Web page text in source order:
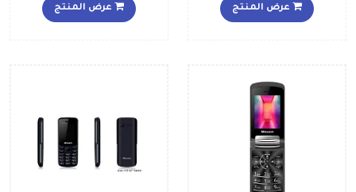
عرض المنتج عرض المنتج